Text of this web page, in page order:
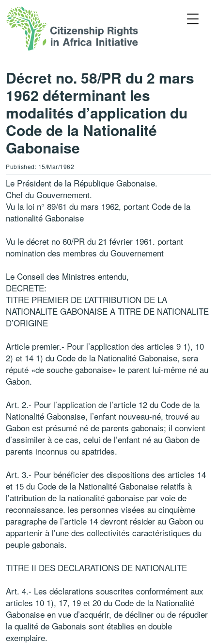
Décret no. 58/PR du 2 mars
1962 déterminant les
modalités d’application du
Code de la Nationalité
Gabonaise
Published: 15/Mar/1962
Le Président de la République Gabonaise.
Chef du Gouvernement.
Vu la loi n° 89/61 du mars 1962, portant Code de la
nationalité Gabonaise
Vu le décret no 60/PR du 21 février 1961. portant
nomination des membres du Gouvernement
Le Conseil des Ministres entendu,
DECRETE:
TITRE PREMIER DE L’ATTRIBUTION DE LA
NATIONALITE GABONAISE A TITRE DE NATIONALITE
D’ORIGINE
Article premier.- Pour l’application des articles 9 1), 10
2) et 14 1) du Code de la Nationalité Gabonaise, sera
réputé «de souche gabonaise» le parent lui-même né au
Gabon.
Art. 2.- Pour l’application de l’article 12 du Code de la
Nationalité Gabonaise, l’enfant nouveau-né, trouvé au
Gabon est présumé né de parents gabonais; il convient
d’assimiler à ce cas, celui de l’enfant né au Gabon de
parents inconnus ou apatrides.
Art. 3.- Pour bénéficier des dispositions des articles 14
et 15 du Code de la Nationalité Gabonaise relatifs à
l’attribution de la nationalité gabonaise par voie de
reconnaissance. les personnes visées au cinquième
paragraphe de l’article 14 devront résider au Gabon ou
appartenir à l’une des collectivités caractéristiques du
peuple gabonais.
TITRE II DES DECLARATIONS DE NATIONALITE
Art. 4.- Les déclarations souscrites conformément aux
articles 10 1), 17, 19 et 20 du Code de la Nationalité
Gabonaise en vue d’acquérir, de décliner ou de répudier
la qualité de Gabonais sont établies en double
exemplaire.